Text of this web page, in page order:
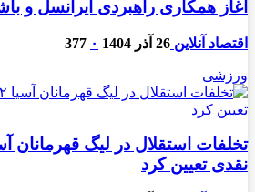
آغاز همکاری راهبردی ایرانسل و
اقتصاد آنلاین 26 آذر 1404 ۰ 377
ورزشی
نقدی تعیین کرد